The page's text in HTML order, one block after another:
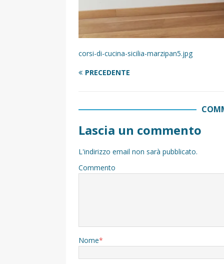
corsi-di-cucina-sicilia-marzipan5.jpg
PRECEDENTE
Lascia un commento
L'indirizzo email non sarà pubblicato.
Commento
Nome*